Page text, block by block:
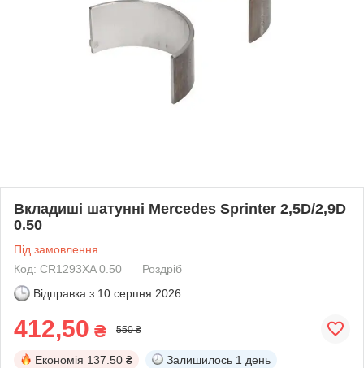
Вкладиші шатунні Mercedes Sprinter 2,5D/2,9D
0.50
Під замовлення
Код: CR1293XA 0.50
Роздріб
Відправка з 10 серпня 2026
412,50 ₴ 550 ₴
Економія 137.50 ₴ Залишилось 1 день